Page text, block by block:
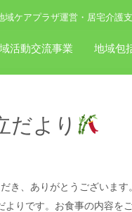
ケアプラザ運営・居宅介護
活動交流事業 地域包
だより
き、ありがとうございます。
りです。お食事の内容を